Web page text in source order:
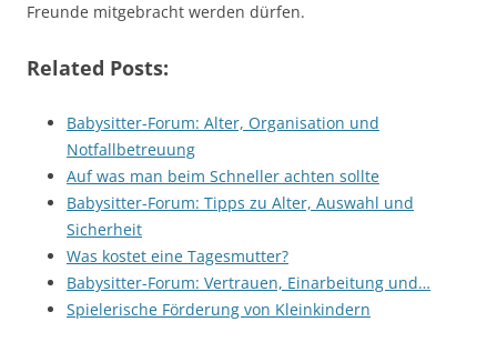
Freunde mitgebracht werden dürfen.
Related Posts:
Babysitter-Forum: Alter, Organisation und
Notfallbetreuung
Auf was man beim Schneller achten sollte
Babysitter-Forum: Tipps zu Alter, Auswahl und
Sicherheit
Was kostet eine Tagesmutter?
Babysitter-Forum: Vertrauen, Einarbeitung und…
Spielerische Förderung von Kleinkindern